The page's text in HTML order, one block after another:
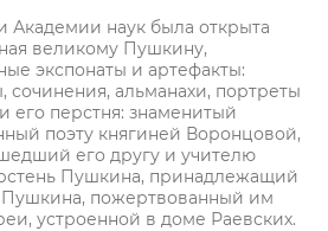
Академии наук была открыта
великому Пушкину,
экспонаты и артефакты:
сочинения, альманахи, портреты
его перстня: знаменитый
поэту княгиней Воронцовой,
его другу и учителю
Пушкина, принадлежащий
пожертвованный им
устроенной в доме Раевских.